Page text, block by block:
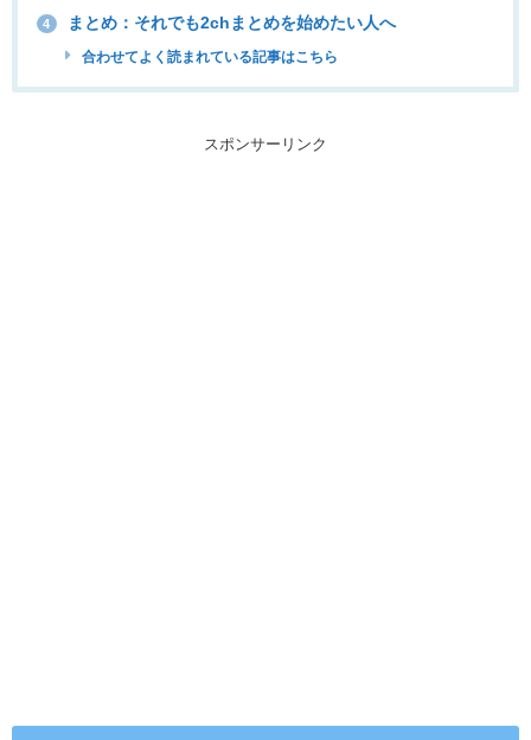
4 まとめ：それでも2chまとめを始めたい人へ
合わせてよく読まれている記事はこちら
スポンサーリンク